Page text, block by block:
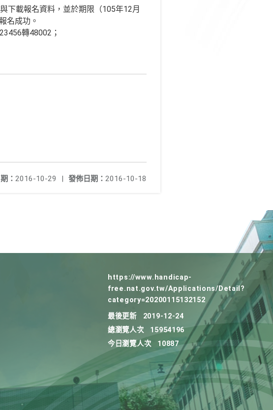
下載報名資料，並於期限（105年12月
名成功。
轉48002；
發佈日期： 2016-10-18
： 2016-10-29 |
https://www.handicap-
free.nat.gov.tw/Applications/Detail?
category=20200115132152
最後更新
2019-12-24
總瀏覽人次
15954196
今日瀏覽人次
10887